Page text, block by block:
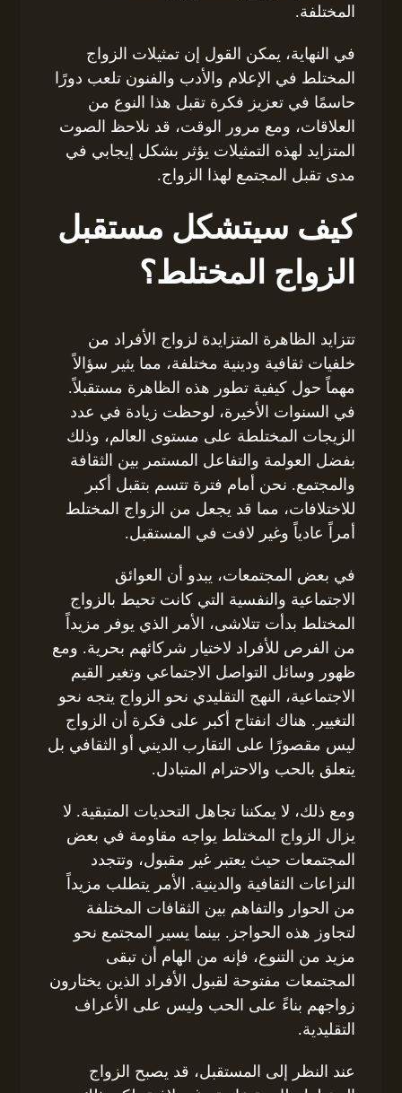
المختلفة.
في النهاية، يمكن القول إن تمثيلات الزواج
المختلط في الإعلام والأدب والفنون تلعب دورًا
حاسمًا في تعزيز فكرة تقبل هذا النوع من
العلاقات، ومع مرور الوقت، قد نلاحظ الصوت
المتزايد لهذه التمثيلات يؤثر بشكل إيجابي في
مدى تقبل المجتمع لهذا الزواج.
كيف سيتشكل مستقبل
الزواج المختلط؟
تتزايد الظاهرة المتزايدة لزواج الأفراد من
خلفيات ثقافية ودينية مختلفة، مما يثير سؤالاً
مهماً حول كيفية تطور هذه الظاهرة مستقبلاً.
في السنوات الأخيرة، لوحظت زيادة في عدد
الزيجات المختلطة على مستوى العالم، وذلك
بفضل العولمة والتفاعل المستمر بين الثقافة
والمجتمع. نحن أمام فترة تتسم بتقبل أكبر
للاختلافات، مما قد يجعل من الزواج المختلط
أمراً عادياً وغير لافت في المستقبل.
في بعض المجتمعات، يبدو أن العوائق
الاجتماعية والنفسية التي كانت تحيط بالزواج
المختلط بدأت تتلاشى، الأمر الذي يوفر مزيداً
من الفرص للأفراد لاختيار شركائهم بحرية. ومع
ظهور وسائل التواصل الاجتماعي وتغير القيم
الاجتماعية، النهج التقليدي نحو الزواج يتجه نحو
التغيير. هناك انفتاح أكبر على فكرة أن الزواج
ليس مقصورًا على التقارب الديني أو الثقافي بل
يتعلق بالحب والاحترام المتبادل.
ومع ذلك، لا يمكننا تجاهل التحديات المتبقية. لا
يزال الزواج المختلط يواجه مقاومة في بعض
المجتمعات حيث يعتبر غير مقبول، وتتجدد
النزاعات الثقافية والدينية. الأمر يتطلب مزيداً
من الحوار والتفاهم بين الثقافات المختلفة
لتجاوز هذه الحواجز. بينما يسير المجتمع نحو
مزيد من التنوع، فإنه من الهام أن تبقى
المجتمعات مفتوحة لقبول الأفراد الذين يختارون
زواجهم بناءً على الحب وليس على الأعراف
التقليدية.
عند النظر إلى المستقبل، قد يصبح الزواج